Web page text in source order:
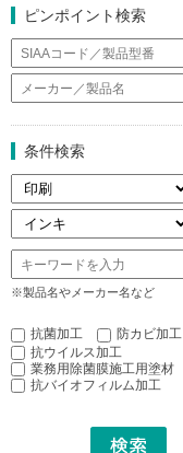
ピンポイント検索
条件検索
※製品名やメーカー名など
抗菌加工
防カビ加工
抗ウイルス加工
業務用除菌膜施工用塗材
抗バイオフィルム加工